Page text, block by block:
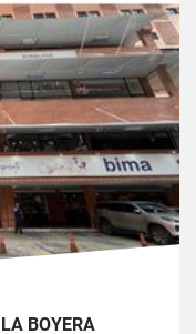
BOYERA